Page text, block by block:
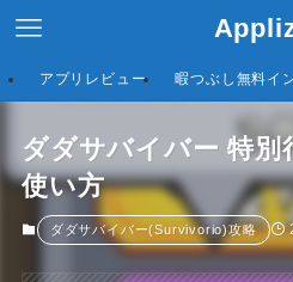
アプリレビュー 暇つぶし無料イ
ダダサバイバー 特別
使い方
ダダサバイバー(Survivorio)攻略